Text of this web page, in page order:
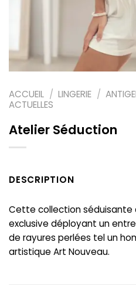
ACCUEIL / LINGERIE /
ACTUELLES
Atelier Séduction
DESCRIPTION
Cette collection séduisante
exclusive déployant un
de rayures perlées tel un
artistique Art Nouveau.